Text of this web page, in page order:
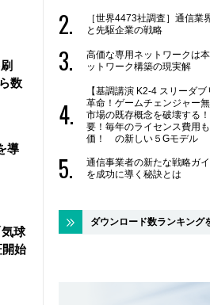
数
導
球
始
［世界4473社調査］通信業
と先駆企業の戦略
高価な専用ネットワークは
ットワーク構築の現実解
【基調講演 K2-4 スリーダ
革命！ゲームチェンジャー
市場の既存概念を破壊する
要！毎年のライセンス費用
価！ の新しい５Gモデル
通信事業者の新たな戦略ガ
を成功に導く秘訣とは
ダウンロード数ランキング